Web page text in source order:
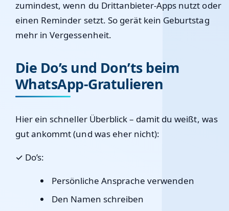
zumindest, wenn du Drittanbieter-Apps nutzt oder
einen Reminder setzt. So gerät kein Geburtstag
mehr in Vergessenheit.
Die Do’s und Don’ts beim
WhatsApp-Gratulieren
Hier ein schneller Überblick – damit du weißt, was
gut ankommt (und was eher nicht):
✓ Do’s:
Persönliche Ansprache verwenden
Den Namen schreiben